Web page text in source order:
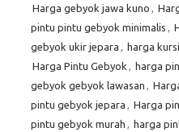
Harga gebyok jawa kuno ,
pintu pintu gebyok minimalis ,
gebyok ukir jepara , harga
Harga Pintu Gebyok , harga
gebyok gebyok lawasan ,
pintu gebyok jepara , Harga
pintu gebyok murah , harga